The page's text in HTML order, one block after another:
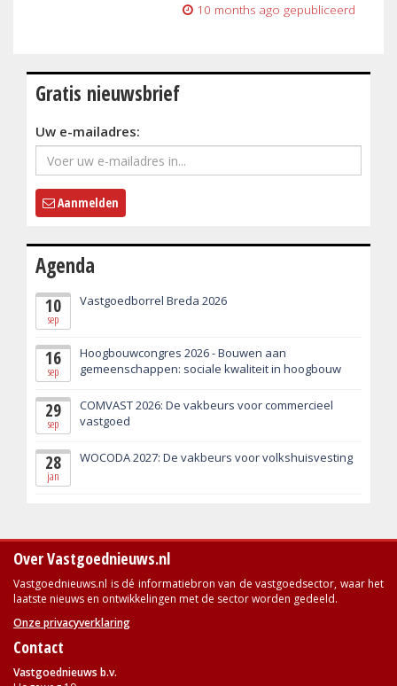
10 months ago gepubliceerd
Gratis nieuwsbrief
Uw e-mailadres:
Aanmelden
Agenda
10
sep
Vastgoedborrel Breda 2026
16
sep
Hoogbouwcongres 2026 - Bouwen aan
gemeenschappen: sociale kwaliteit in hoogbouw
29
sep
COMVAST 2026: De vakbeurs voor commercieel
vastgoed
28
jan
WOCODA 2027: De vakbeurs voor volkshuisvesting
Over Vastgoednieuws.nl
Vastgoednieuws.nl is dé informatiebron van de vastgoedsector, waar het
laatste nieuws en ontwikkelingen met de sector worden gedeeld.
Onze privacyverklaring
Contact
Vastgoednieuws b.v.